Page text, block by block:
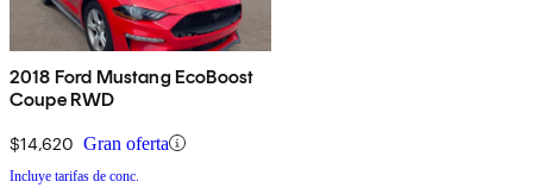
2018 Ford Mustang EcoBoost
Coupe RWD
$14,620 Gran oferta
Incluye tarifas de conc.